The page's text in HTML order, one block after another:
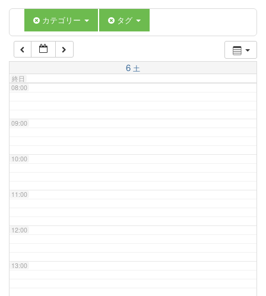
カテゴリー タグ
6 土
終日
07:00
08:00
09:00
10:00
11:00
12:00
13:00